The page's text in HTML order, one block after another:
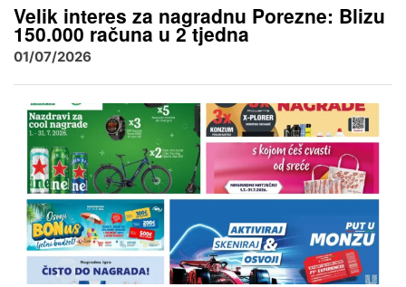
Velik interes za nagradnu Porezne: Blizu
150.000 računa u 2 tjedna
01/07/2026